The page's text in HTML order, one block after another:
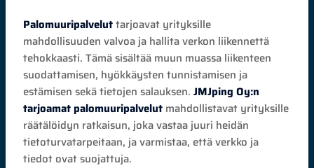
Palomuuripalveluttarjoavat yrityksille
mahdollisuuden valvoa ja hallita verkon liikennettä
tehokkaasti. Tämä sisältää muun muassa liikenteen
suodattamisen, hyökkäysten tunnistamisen ja
estämisen sekä tietojen salauksen.JMJping Oy:n
tarjoamat palomuuripalvelut mahdollistavat yrityksille
räätälöidyn ratkaisun, joka vastaa juuri heidän
tietoturvatarpeitaan, ja varmistaa, että verkko ja
tiedot ovat suojattuja.